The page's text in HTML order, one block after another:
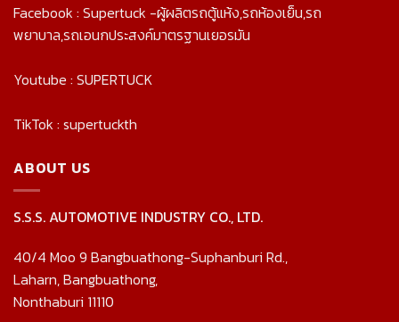
Facebook : Supertuck -ผู้ผลิตรถตู้แห้ง,รถห้องเย็น,รถ
พยาบาล,รถเอนกประสงค์มาตรฐานเยอรมัน
Youtube : SUPERTUCK
TikTok : supertuckth
ABOUT US
S.S.S. AUTOMOTIVE INDUSTRY CO., LTD.
40/4 Moo 9 Bangbuathong-Suphanburi Rd.,
Laharn, Bangbuathong,
Nonthaburi 11110